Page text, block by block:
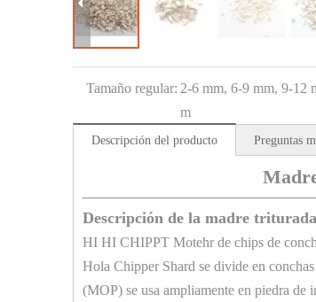
Tamaño regular: 2-6 mm, 6-9 mm, 9-12
m
Descripción del producto Preguntas
Descripción de la madre
HI HI CHIPPT Motehr de chips de
Hola Chipper Shard se divide en
(MOP) se usa ampliamente en piedra de